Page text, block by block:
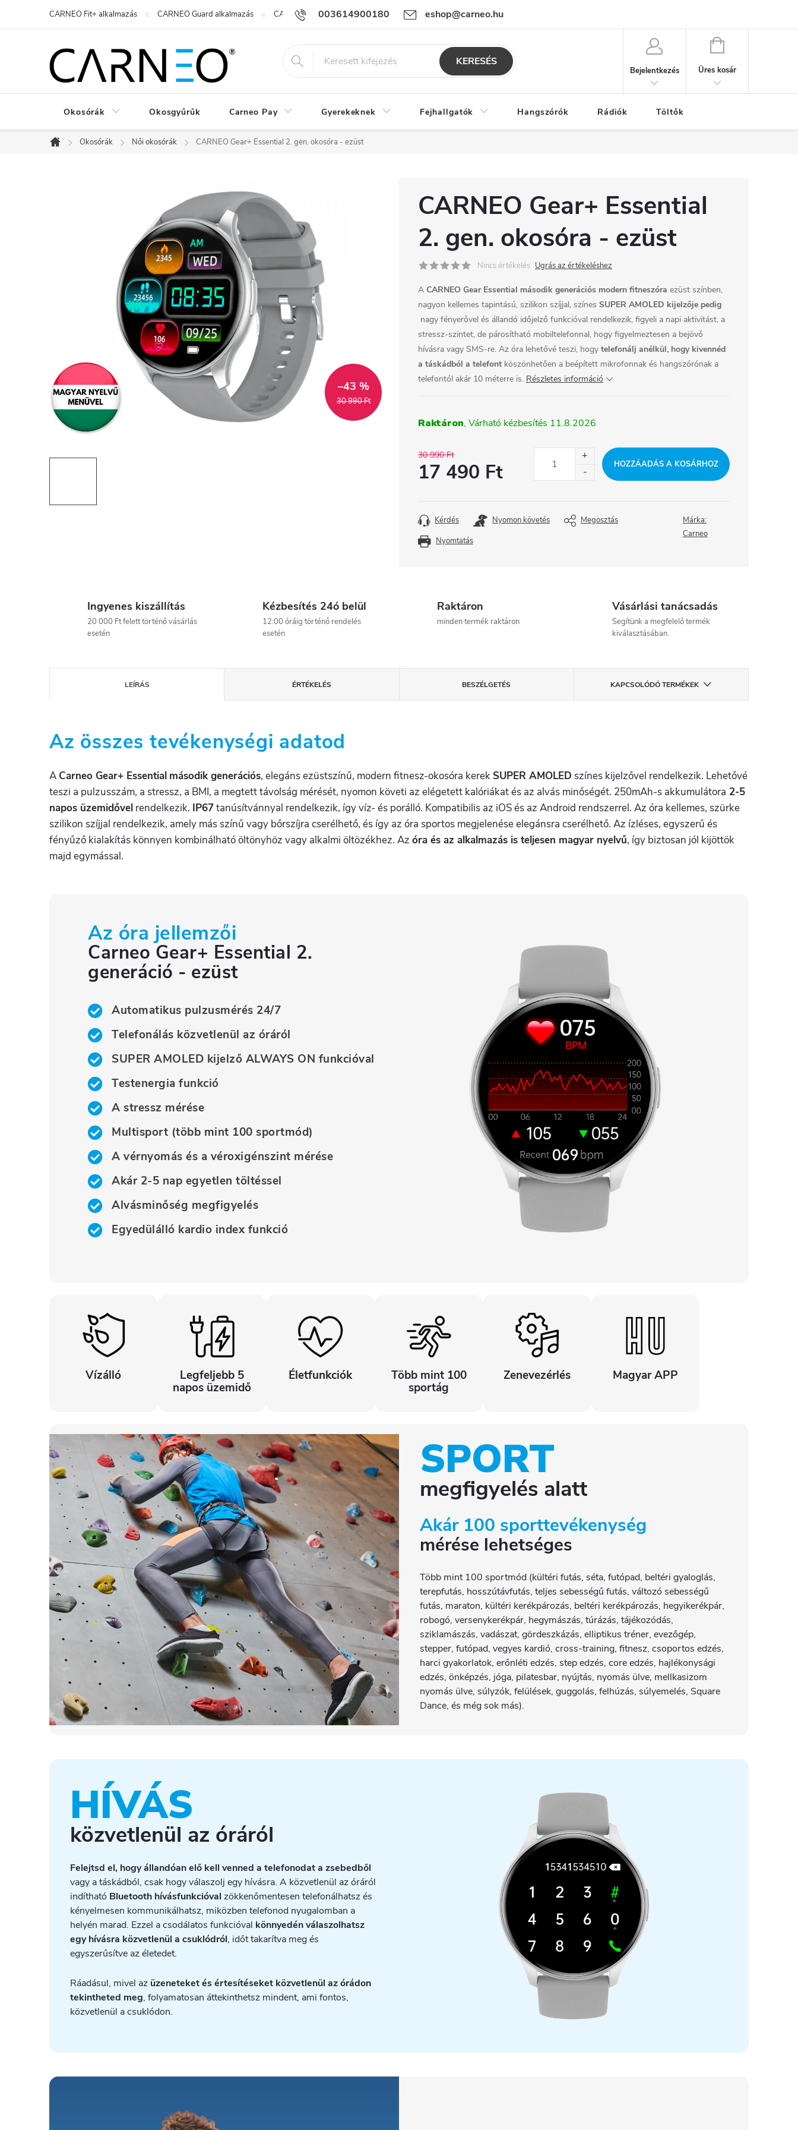
tartalomhoz
003614900180 eshop@carneo.hu
CARNEO Fit+ alkalmazás CARNEO Guard alkalmazás CARNEO Pay alkalmazás ÜZLETI FELTÉTELEK Sütik használatának alapelvei
KERESÉS
Bejelentkezés
KOSÁR
Üres kosár
Okosórák Okosgyűrűk Carneo Pay Gyerekeknek Fejhallgatók Hangszórók Rádiók Töltők
Kezdőlap
Okosórák Női okosórák CARNEO Gear+ Essential 2. gen. okosóra - ezüst
30 990 Ft
–43 %
CARNEO Gear+ Essential
2. gen. okosóra - ezüst
Nincs értékelés Ugrás az értékeléshez
A CARNEO Gear Essential második generációs modern fitneszóra ezüst színben,
nagyon kellemes tapintású, szilikon szíjjal, színes SUPER AMOLED kijelzője pedig
nagy fényerővel és állandó időjelző funkcióval rendelkezik, figyeli a napi aktivitást, a
stressz-szintet, de párosítható mobiltelefonnal, hogy figyelmeztesen a bejövő
hívásra vagy SMS-re. Az óra lehetővé teszi, hogy telefonálj anélkül, hogy kivennéd
a táskádból a telefont köszönhetően a beépített mikrofonnak és hangszórónak a
telefontól akár 10 méterre is. Részletes információ
Raktáron 11.8.2026
30 990 Ft
17 490 Ft HOZZÁADÁS A KOSÁRHOZ
Nyomtatás
Kérdés Nyomon követés Megosztás
Márka:
Carneo
Ingyenes kiszállítás
20 000 Ft felett történő vásárlás
esetén
Kézbesítés 24ó belül
12:00 óráig történő rendelés
esetén
Raktáron
minden termék raktáron
Vásárlási tanácsadás
Segítünk a megfelelő termék
kiválasztásában.
LEÍRÁS ÉRTÉKELÉS BESZÉLGETÉS KAPCSOLÓDÓ TERMÉKEK
Az összes tevékenységi adatod
A Carneo Gear+ Essential második generációs, elegáns ezüstszínű, modern fitnesz-okosóra kerekSUPER AMOLED színes kijelzővel rendelkezik. Lehetővé
teszi a pulzusszám, a stressz, a BMI, a megtett távolság mérését, nyomon követi az elégetett kalóriákat és az alvás minőségét. 250mAh-s akkumulátora 2-5
napos üzemidővel rendelkezik. IP67tanúsítvánnyal rendelkezik, így víz- és porálló. Kompatibilis az iOS és az Android rendszerrel. Az óra kellemes, szürke
szilikon szíjjal rendelkezik, amely más színű vagy bőrszíjra cserélhető, és így az óra sportos megjelenése elegánsra cserélhető. Az ízléses, egyszerű és
fényűző kialakítás könnyen kombinálható öltönyhöz vagy alkalmi öltözékhez. Az óra és az alkalmazás is teljesen magyar nyelvű, így biztosan jól kijöttök
majd egymással.
Az óra jellemzői
Carneo Gear+ Essential 2.
generáció - ezüst
Automatikus pulzusmérés 24/7
Telefonálás közvetlenül az óráról
SUPER AMOLED kijelző ALWAYS ON funkcióval
Testenergia funkció
A stressz mérése
Multisport (több mint 100 sportmód)
A vérnyomás és a véroxigénszint mérése
Akár 2-5 nap egyetlen töltéssel
Alvásminőség megfigyelés
Egyedülálló kardio index funkció
Vízálló
Legfeljebb 5
napos üzemidő
Életfunkciók
Több mint 100
sportág
Zenevezérlés Magyar APP
SPORT
megfigyelés alatt
Akár 100 sporttevékenység
mérése lehetséges
Több mint 100 sportmód (kültéri futás, séta, futópad, beltéri gyaloglás,
terepfutás, hosszútávfutás, teljes sebességű futás, változó sebességű
futás, maraton, kültéri kerékpározás, beltéri kerékpározás, hegyikerékpár,
robogó, versenykerékpár, hegymászás, túrázás, tájékozódás,
sziklamászás, vadászat, gördeszkázás, elliptikus tréner, evezőgép,
stepper, futópad, vegyes kardió, cross-training, fitnesz, csoportos edzés,
harci gyakorlatok, erőnléti edzés, step edzés, core edzés, hajlékonysági
edzés, önképzés, jóga, pilatesbar, nyújtás, nyomás ülve, mellkasizom
nyomás ülve, súlyzók, felülések, guggolás, felhúzás, súlyemelés, Square
Dance, és még sok más).
HÍVÁS
közvetlenül az óráról
Felejtsd el, hogy állandóan elő kell venned a telefonodat a zsebedből
vagy a táskádból, csak hogy válaszolj egy hívásra. A közvetlenül az óráról
indítható Bluetooth hívásfunkcióval zökkenőmentesen telefonálhatsz és
kényelmesen kommunikálhatsz, miközben telefonod nyugalomban a
helyén marad. Ezzel a csodálatos funkcióval könnyedén válaszolhatsz
egy hívásra közvetlenül a csuklódról, időt takarítva meg és
egyszerűsítve az életedet.
Ráadásul, mivel az üzeneteket és értesítéseket közvetlenül az órádon
tekintheted meg, folyamatosan áttekinthetsz mindent, ami fontos,
közvetlenül a csuklódon.